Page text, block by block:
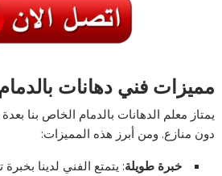
مميزات فني دهانات
يمتاز معلم الدهانات بالدمام الخاص بنا
دون منازع. ومن أبرز هذه المميزات:
خبرة طويلة: يتمتع الفني لدينا